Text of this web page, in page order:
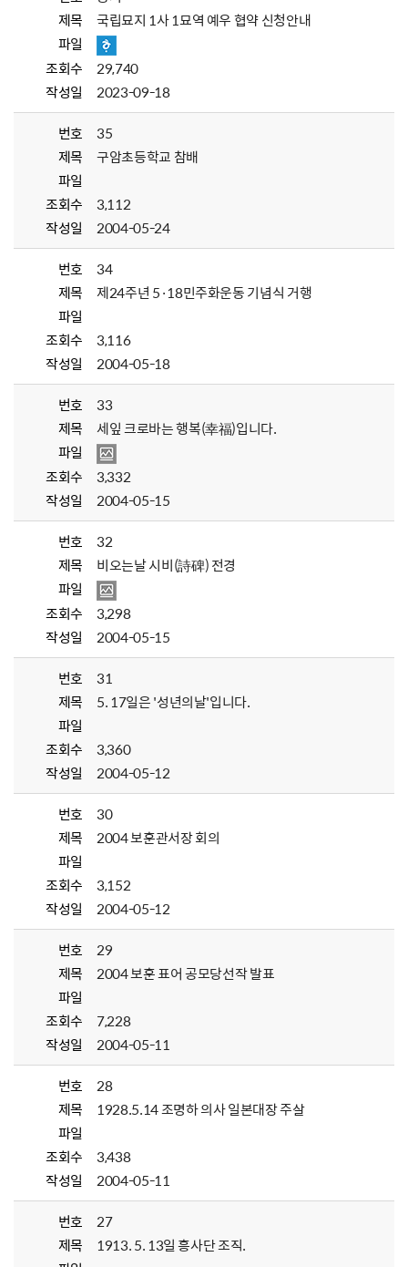
제목
국립묘지 1사 1묘역 예우 협약 신청안내
파일
조회수
29,740
작성일
2023-09-18
번호
35
제목
구암초등학교 참배
파일
조회수
3,112
작성일
2004-05-24
번호
34
제목
제24주년 5·18민주화운동 기념식 거행
파일
조회수
3,116
작성일
2004-05-18
번호
33
제목
세잎 크로바는 행복(幸福)입니다.
파일
조회수
3,332
작성일
2004-05-15
번호
32
제목
비오는날 시비(詩碑) 전경
파일
조회수
3,298
작성일
2004-05-15
번호
31
제목
5. 17일은 '성년의날'입니다.
파일
조회수
3,360
작성일
2004-05-12
번호
30
제목
2004 보훈관서장 회의
파일
조회수
3,152
작성일
2004-05-12
번호
29
제목
2004 보훈 표어 공모당선작 발표
파일
조회수
7,228
작성일
2004-05-11
번호
28
제목
1928.5.14 조명하 의사 일본대장 주살
파일
조회수
3,438
작성일
2004-05-11
번호
27
제목
1913. 5. 13일 흥사단 조직.